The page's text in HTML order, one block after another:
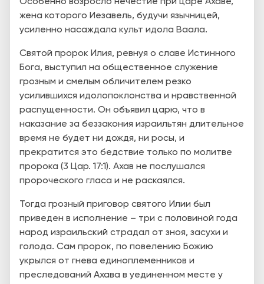
жена которого Иезавель, будучи язычницей,
усиленно насаждала культ идола Ваала.
Святой пророк Илия, ревнуя о славе Истинного
Бога, выступил на общественное служение
грозным и смелым обличителем резко
усилившихся идолопоклонства и нравственной
распущенности. Он объявил царю, что в
наказание за беззакония израильтян длительное
время не будет ни дождя, ни росы, и
прекратится это бедствие только по молитве
пророка (3 Цар. 17:1). Ахав не послушался
пророческого гласа и не раскаялся.
Тогда грозный приговор святого Илии был
приведен в исполнение – три с половиной года
народ израильский страдал от зноя, засухи и
голода. Сам пророк, по повелению Божию
укрылся от гнева единоплеменников и
преследований Ахава в уединенном месте у